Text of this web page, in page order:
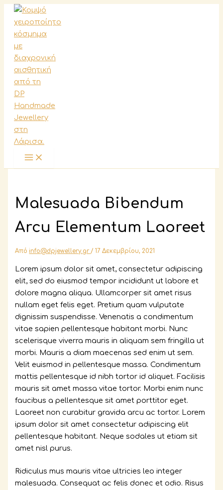
Μετάβαση
στο
περιεχόμενο
Malesuada Bibendum
Arcu Elementum Laoreet
Από info@dpjewellery.gr/ 17 Δεκεμβρίου, 2021
Lorem ipsum dolor sit amet, consectetur adipiscing
elit, sed do eiusmod tempor incididunt ut labore et
dolore magna aliqua. Ullamcorper sit amet risus
nullam eget felis eget. Pretium quam vulputate
dignissim suspendisse. Venenatis a condimentum
vitae sapien pellentesque habitant morbi. Nunc
scelerisque viverra mauris in aliquam sem fringilla ut
morbi. Mauris a diam maecenas sed enim ut sem.
Velit euismod in pellentesque massa. Condimentum
mattis pellentesque id nibh tortor id aliquet. Facilisis
mauris sit amet massa vitae tortor. Morbi enim nunc
faucibus a pellentesque sit amet porttitor eget.
Laoreet non curabitur gravida arcu ac tortor. Lorem
ipsum dolor sit amet consectetur adipiscing elit
pellentesque habitant. Neque sodales ut etiam sit
amet nisl purus.
Ridiculus mus mauris vitae ultricies leo integer
malesuada. Consequat ac felis donec et odio. Risus